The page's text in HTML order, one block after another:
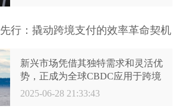
仍需人类），而是将投资推向了更
势与局限，将成为未来投资者在颠
覆性浪潮中生存与制胜的关键。这
场由代码驱动的革命，已然重塑了
行：撬动跨境支付的效率革命契机
新兴市场凭借其独特需求和灵活优
势，正成为全球CBDC应用于跨境
支付的“创新试验田”。从mBridge项
2025-06-28 21:33:43